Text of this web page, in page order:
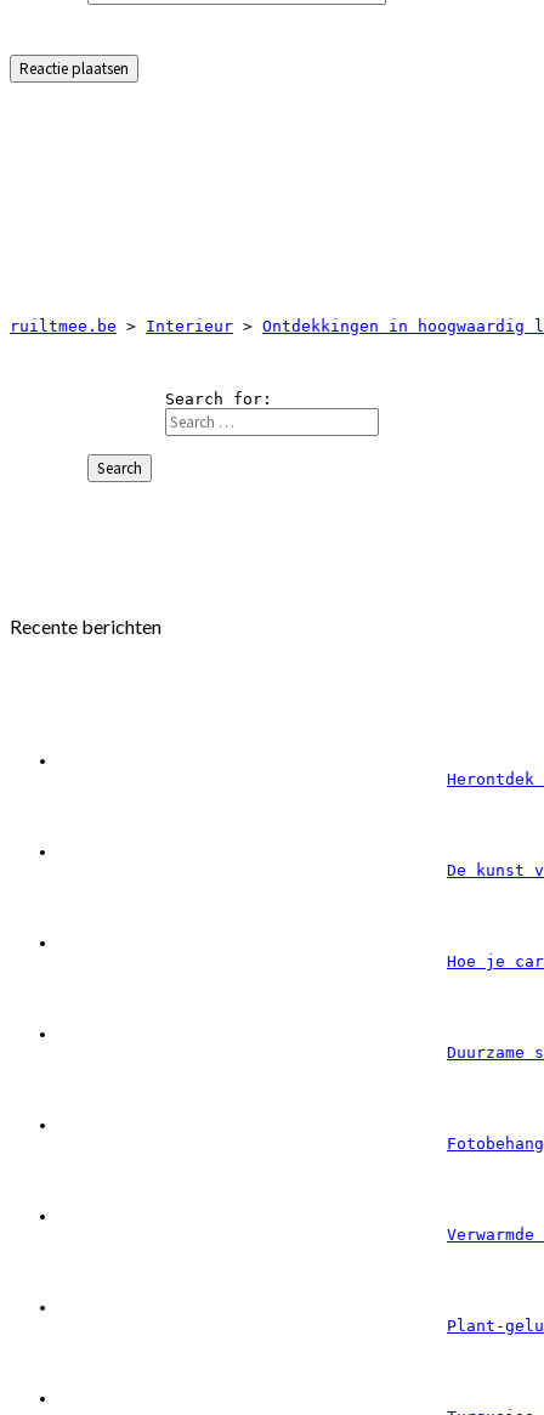
ruiltmee.be > Interieur > Ontdekkingen in
Search for:
Search
Recente berichten
De kunst
Hoe je
Plant-